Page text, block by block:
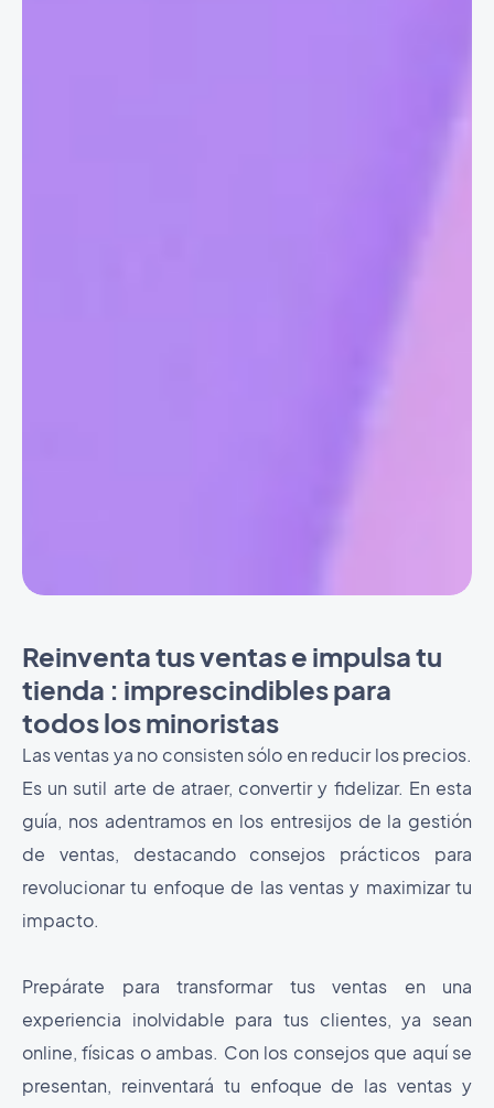
Reinventa tus ventas e impulsa tu
tienda : imprescindibles para
todos los minoristas
Las ventas ya no consisten sólo en reducir los precios.
Es un sutil arte de atraer, convertir y fidelizar. En esta
guía, nos adentramos en los entresijos de la gestión
de ventas, destacando consejos prácticos para
revolucionar tu enfoque de las ventas y maximizar tu
impacto.
Prepárate para transformar tus ventas en una
experiencia inolvidable para tus clientes, ya sean
online, físicas o ambas. Con los consejos que aquí se
presentan, reinventará tu enfoque de las ventas y